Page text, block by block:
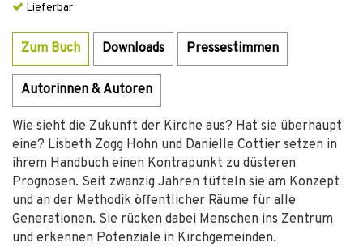
Lieferbar
Zum Buch Downloads Pressestimmen
Autorinnen & Autoren
Wie sieht die Zukunft der Kirche aus? Hat sie überhaupt
eine? Lisbeth Zogg Hohn und Danielle Cottier setzen in
ihrem Handbuch einen Kontrapunkt zu düsteren
Prognosen. Seit zwanzig Jahren tüfteln sie am Konzept
und an der Methodik öffentlicher Räume für alle
Generationen. Sie rücken dabei Menschen ins Zentrum
und erkennen Potenziale in Kirchgemeinden.